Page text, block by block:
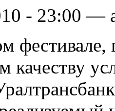
- 23:00 —
качеству